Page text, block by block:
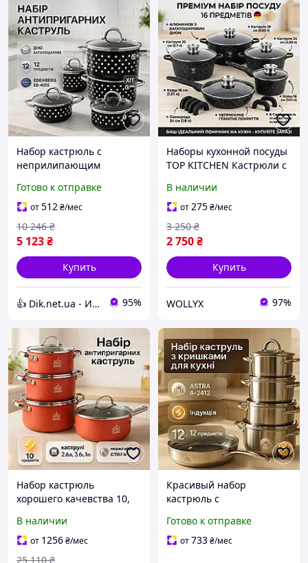
Набор кастрюль с
неприлипающим
набор кастрюль ,
Кастрюли с прозрачными
крышками NZ-53
Готово к отправке
от512₴/мес
5 123₴
10 246 ₴
Купить
👍 Dik.net.ua - Интернет магазин 95%
Наборы кухонной посуды
TOP KITCHEN Кастрюли с
Набор кастрюль для
электроплиты
антипригарное покрытие
В наличии
от275₴/мес
2 750₴
3 250 ₴
Купить
WOLLYX 97%
Набор кастрюль
хорошего качевства 10,
кастрюль, Кастрюля из
нержавеющей стали YX-
10
В наличии
от 1256₴/мес
25 110 ₴
Красивый набор
кастрюль с
покрытием, Хорошие
кастрюли, Набор
Готово к отправке
от733₴/мес